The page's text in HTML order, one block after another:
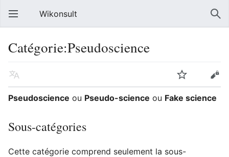
Wikonsult
Catégorie:Pseudoscience
Pseudoscience ou Pseudo-science ou Fake science
Sous-catégories
Cette catégorie comprend seulement la sous-